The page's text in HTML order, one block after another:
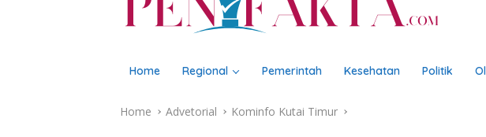
Home Regional Pemerintah Kesehatan Politik
Home Advetorial Kominfo Kutai Timur